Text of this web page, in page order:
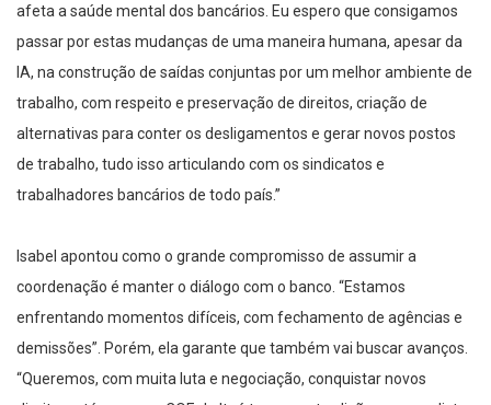
afeta a saúde mental dos bancários. Eu espero que consigamos
passar por estas mudanças de uma maneira humana, apesar da
IA, na construção de saídas conjuntas por um melhor ambiente de
trabalho, com respeito e preservação de direitos, criação de
alternativas para conter os desligamentos e gerar novos postos
de trabalho, tudo isso articulando com os sindicatos e
trabalhadores bancários de todo país.”
Isabel apontou como o grande compromisso de assumir a
coordenação é manter o diálogo com o banco. “Estamos
enfrentando momentos difíceis, com fechamento de agências e
demissões”. Porém, ela garante que também vai buscar avanços.
“Queremos, com muita luta e negociação, conquistar novos